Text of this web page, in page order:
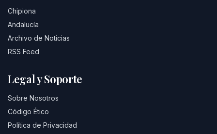
Chipiona
Andalucía
Archivo de Noticias
RSS Feed
Legal y Soporte
Sobre Nosotros
Código Ético
Política de Privacidad